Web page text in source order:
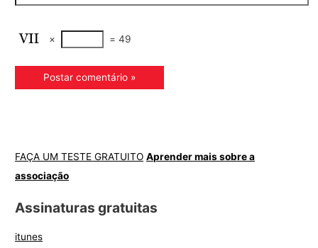
× = 49
FAÇA UM TESTE GRATUITO Aprender mais sobre a
associação
Assinaturas gratuitas
itunes